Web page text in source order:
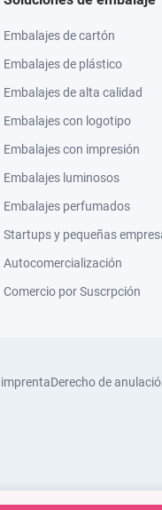
Embalajes de cartón
Embalajes de plástico
Embalajes de alta calidad
Embalajes con logotipo
Embalajes con impresión
Embalajes luminosos
Embalajes perfumados
Startups y pequeñas
Autocomercialización
Comercio por Suscrpción
imprentaDerecho de